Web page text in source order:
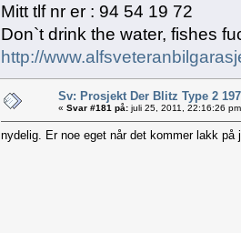
Mitt tlf nr er : 94 54 19 72
Don`t drink the water, fishes
http://
Sv: Prosjekt Der Blitz Type 2
« Svar #181 på: juli 25, 2011, 22:16:26
nydelig. Er noe eget når det kommer lakk på